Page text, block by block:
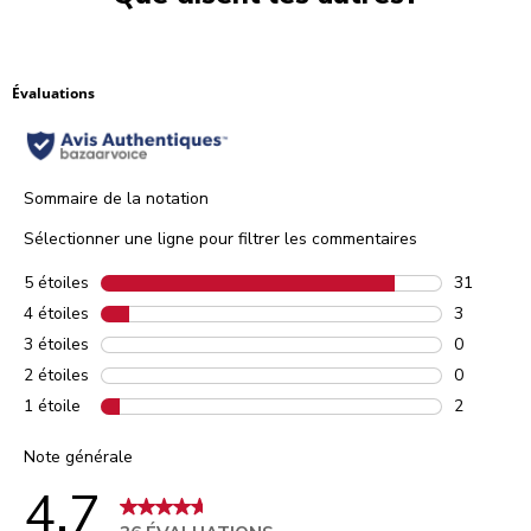
Évaluations
Sommaire de la notation
Sélectionner une ligne pour filtrer les commentaires
5 étoiles étoiles
31
31
4 étoiles étoiles
3
3
3 étoiles étoiles
0
0
2 étoiles étoiles
0
0
1 étoile étoiles
2
Note générale
4.7